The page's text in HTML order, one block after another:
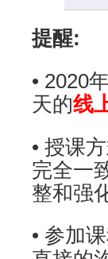
提醒:
• 2020
天的线
• 授课
完全一
整和强
• 参加